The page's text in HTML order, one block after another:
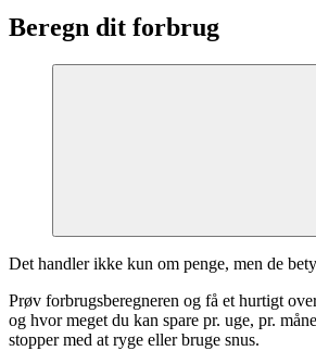
Beregn dit forbrug
Det handler ikke kun om penge, men de
Prøv forbrugsberegneren og få et hurtigt
og hvor meget du kan spare pr. uge, pr.
stopper med at ryge eller bruge snus.